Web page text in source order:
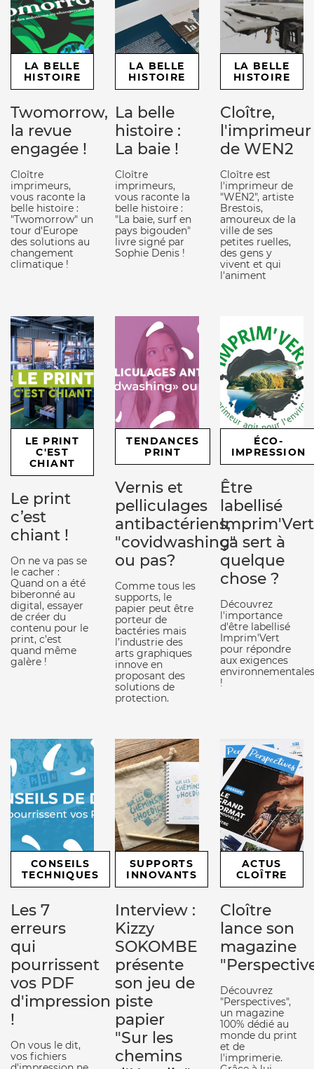
LA BELLE
HISTOIRE
Twomorrow,
la revue
engagée !
Cloître
imprimeurs,
vous raconte la
belle histoire :
"Twomorrow" un
tour d'Europe
des solutions au
changement
climatique !
LA BELLE
HISTOIRE
La belle
histoire :
La baie !
Cloître
imprimeurs,
vous raconte la
belle histoire :
"La baie, surf en
pays bigouden"
livre signé par
Sophie Denis !
LA BELLE
HISTOIRE
Cloître,
l'imprimeur
de WEN2
Cloître est
l'imprimeur de
"WEN2", artiste
Brestois,
amoureux de la
ville de ses
petites ruelles,
des gens y
vivent et qui
l'animent
LE PRINT
C'EST
CHIANT
Le print
c’est
chiant !
On ne va pas se
le cacher :
Quand on a été
biberonné au
digital, essayer
de créer du
contenu pour le
print, c’est
quand même
galère !
TENDANCES
PRINT
Vernis et
pelliculages
antibactériens,
"covidwashing"
ou pas?
Comme tous les
supports, le
papier peut être
porteur de
bactéries mais
l’industrie des
arts graphiques
innove en
proposant des
solutions de
protection.
ÉCO-
IMPRESSION
Être
labellisé
ça sert à
quelque
chose ?
Découvrez
l'importance
d'être labellisé
Imprim'Vert
pour répondre
aux exigences
environnementales
!
CONSEILS
TECHNIQUES
Les 7
erreurs
qui
pourrissent
vos PDF
d'impression
!
On vous le dit,
vos fichiers
SUPPORTS
INNOVANTS
Interview :
Kizzy
SOKOMBE
présente
son jeu de
piste
papier
"Sur les
chemins
ACTUS
CLOÎTRE
Cloître
lance son
magazine
Découvrez
"Perspectives",
un magazine
100% dédié au
monde du print
et de
l'imprimerie.